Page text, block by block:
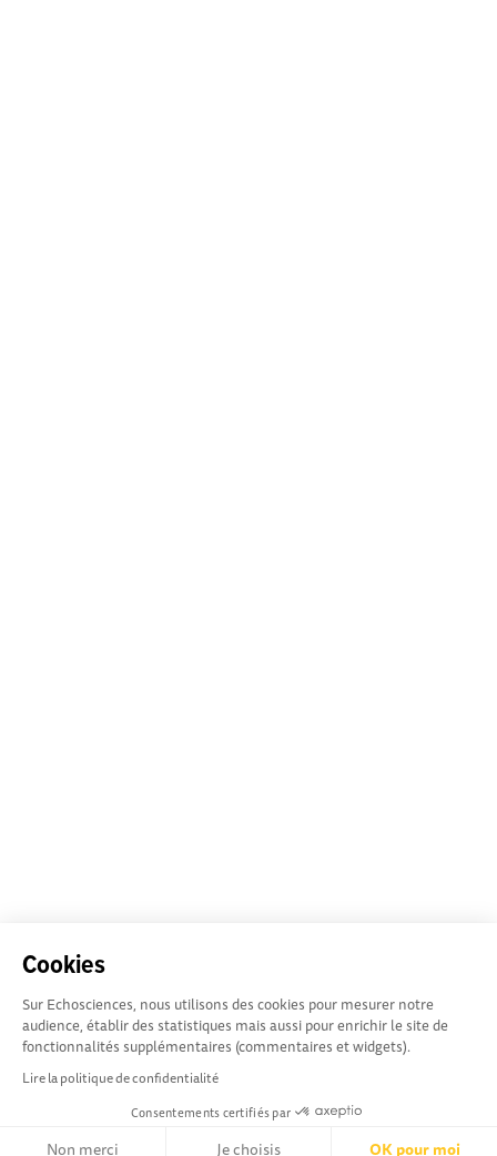
Cookies
Sur Echosciences, nous utilisons des cookies pour mesurer notre
audience, établir des statistiques mais aussi pour enrichir le site de
fonctionnalités supplémentaires (commentaires et widgets).
Lire la politique de confidentialité
Consentements certifiés par
Non merci Je choisis OK pour moi